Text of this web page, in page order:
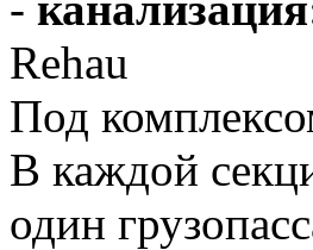
Rehau
Под
В каждой
один